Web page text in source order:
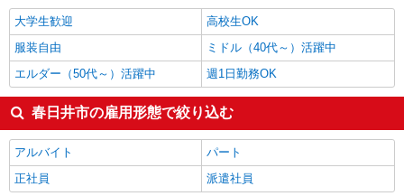
家電・携帯販売1,506円
春日井市の他の職種の平均時給を見る
大学生歓迎
高校生OK
服装自由
ミドル（40代～）活躍中
エルダー（50代～）活躍中
週1日勤務OK
春日井市の雇用形態で絞り込む
アルバイト
パート
正社員
派遣社員